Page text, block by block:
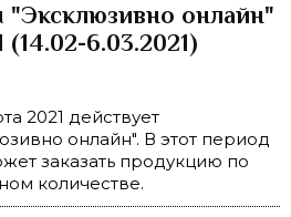
онлайн"
(14.02-6.03.2021)
2021 действует
онлайн". В этот период
заказать продукцию по
количестве.